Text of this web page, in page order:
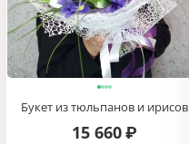
Букет из тюльпанов и ирисов
15 660 ₽